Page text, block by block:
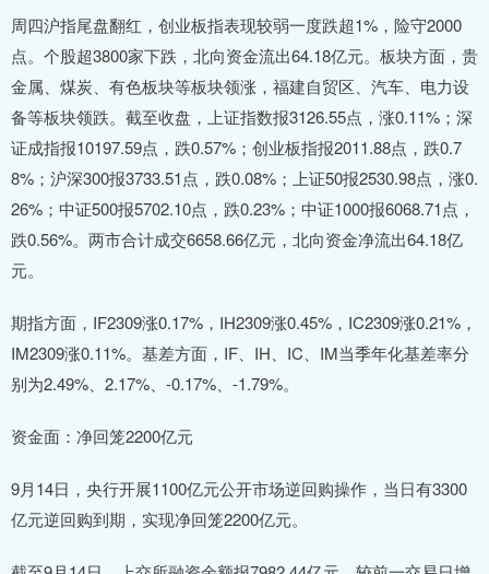
周四沪指尾盘翻红，创业板指表现较弱一度跌超1%，险守2000
点。个股超3800家下跌，北向资金流出64.18亿元。板块方面，贵
金属、煤炭、有色板块等板块领涨，福建自贸区、汽车、电力设
备等板块领跌。截至收盘，上证指数报3126.55点，涨0.11%；深
证成指报10197.59点，跌0.57%；创业板指报2011.88点，跌0.7
8%；沪深300报3733.51点，跌0.08%；上证50报2530.98点，涨0.
26%；中证500报5702.10点，跌0.23%；中证1000报6068.71点，
跌0.56%。两市合计成交6658.66亿元，北向资金净流出64.18亿
元。
期指方面，IF2309涨0.17%，IH2309涨0.45%，IC2309涨0.21%，
IM2309涨0.11%。基差方面，IF、IH、IC、IM当季年化基差率分
别为2.49%、2.17%、-0.17%、-1.79%。
资金面：净回笼2200亿元
9月14日，央行开展1100亿元公开市场逆回购操作，当日有3300
亿元逆回购到期，实现净回笼2200亿元。